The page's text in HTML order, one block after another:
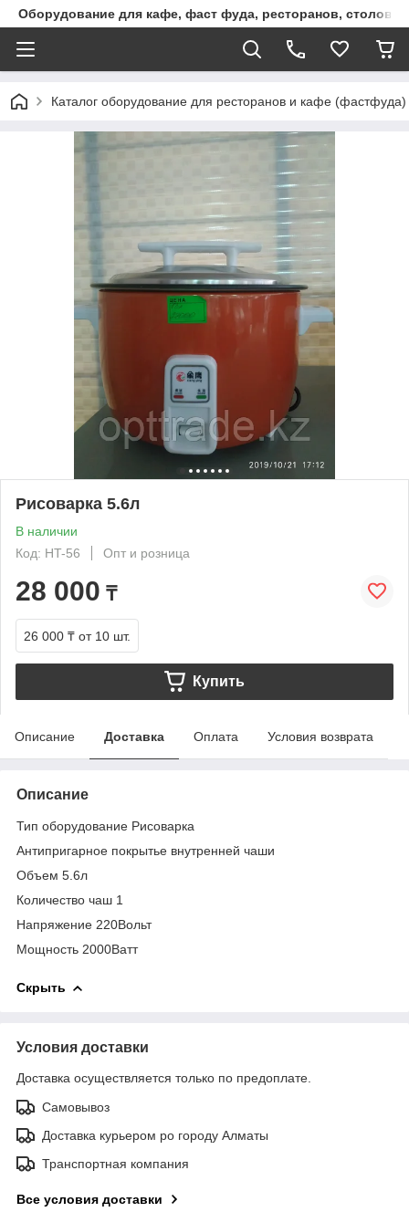
Оборудование для кафе, фаст фуда, ресторанов,
Каталог оборудование для ресторанов и кафе (фастфуда)
Рисоварка 5.6л
В наличии
Код: HT-56
Опт и розница
28 000 ₸
26 000 ₸ от 10 шт.
Купить
Описание Доставка Оплата Условия возврата
Описание
Тип оборудование Рисоварка
Антипригарное покрытье внутренней чаши
Объем 5.6л
Количество чаш 1
Напряжение 220Вольт
Мощность 2000Ватт
Скрыть
Условия доставки
Доставка осуществляется только по предоплате.
Самовывоз
Доставка курьером ро городу Алматы
Транспортная компания
Все условия доставки